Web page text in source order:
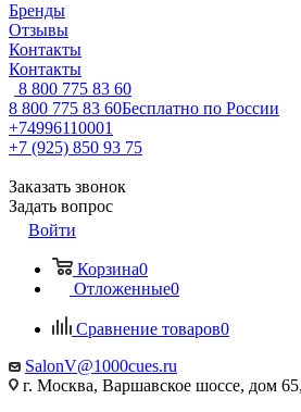
Бренды
Отзывы
Контакты
Контакты
8 800 775 83 60
8 800 775 83 60Бесплатно по России
+74996110001
+7 (925) 850 93 75
Заказать звонок
Задать вопрос
Войти
Корзина0
Отложенные0
Сравнение товаров0
SalonV@1000cues.ru
г. Москва, Варшавское шоссе, дом